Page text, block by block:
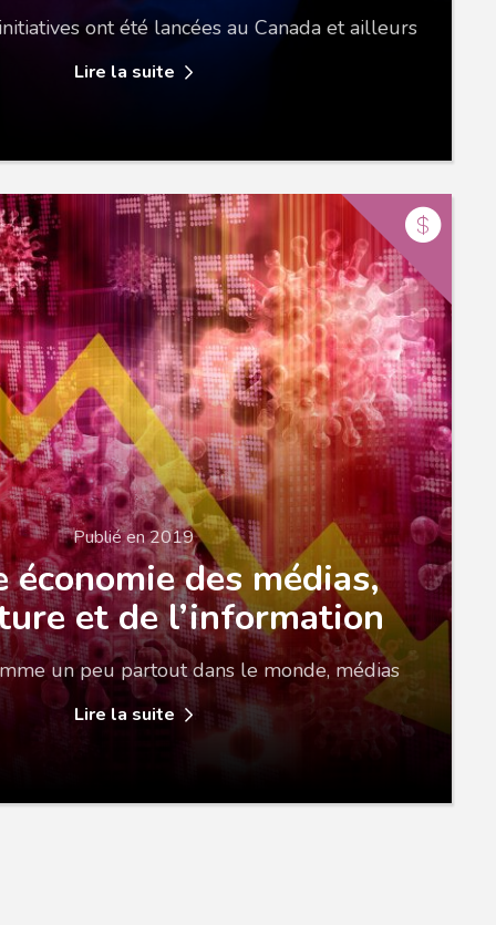
ont été lancées au Canada et ailleurs
Lire la suite
Publié en 2019
économie des médias,
et de l’information
un peu partout dans le monde, médias
Lire la suite